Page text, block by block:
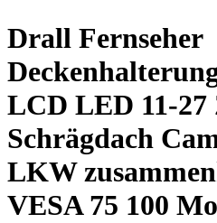
Drall Fernseher
LCD LED 11-
Schrägdach
LKW
VESA 75 100